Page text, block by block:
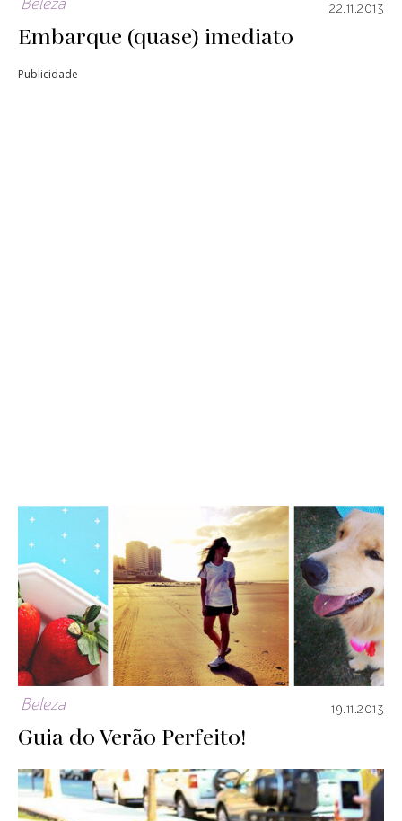
Beleza 22.11.2013
Embarque (quase) imediato
Publicidade
Beleza 19.11.2013
Guia do Verão Perfeito!